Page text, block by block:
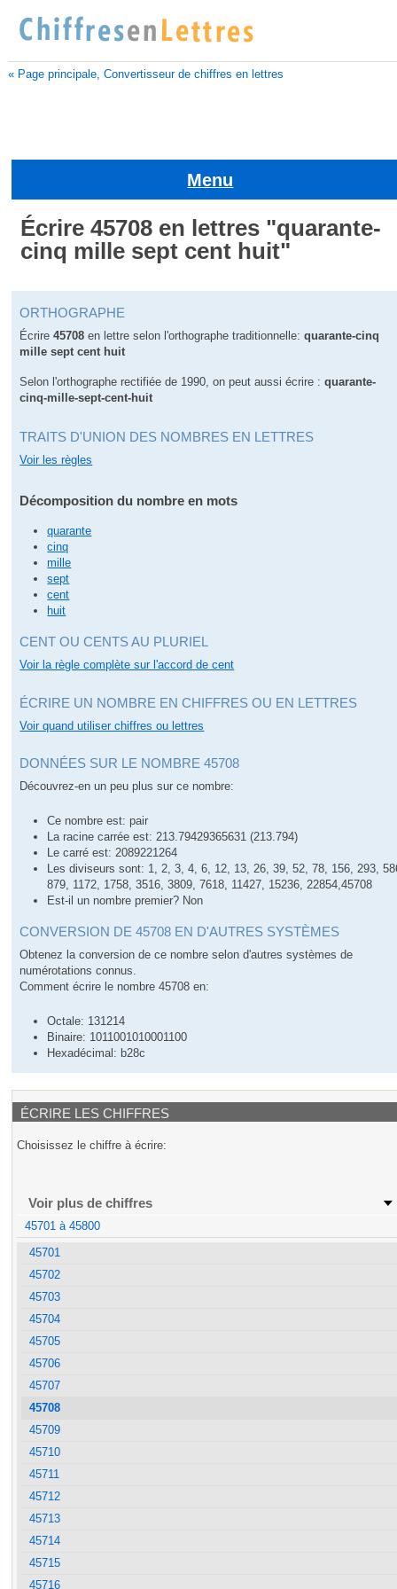
« Page principale, Convertisseur de chiffres en lettres
Menu
Écrire 45708 en lettres "quarante-
cinq mille sept cent huit"
ORTHOGRAPHE
Écrire45708 en lettre selon l'orthographe traditionnelle:quarante-cinq
mille sept cent huit
Selon l'orthographe rectifiée de 1990, on peut aussi écrire :quarante-
cinq-mille-sept-cent-huit
TRAITS D'UNION DES NOMBRES EN LETTRES
Voir les règles
Décomposition du nombre en mots
quarante
cinq
mille
sept
cent
huit
CENT OU CENTS AU PLURIEL
Voir la règle complète sur l'accord de cent
ÉCRIRE UN NOMBRE EN CHIFFRES OU EN LETTRES
Voir quand utiliser chiffres ou lettres
DONNÉES SUR LE NOMBRE 45708
Découvrez-en un peu plus sur ce nombre:
Ce nombre est: pair
La racine carrée est: 213.79429365631 (213.794)
Le carré est: 2089221264
Les diviseurs sont: 1, 2, 3, 4, 6, 12, 13, 26, 39, 52, 78, 156, 293,
879, 1172, 1758, 3516, 3809, 7618, 11427, 15236, 22854,45708
Est-il un nombre premier? Non
CONVERSION DE 45708 EN D'AUTRES SYSTÈMES
Obtenez la conversion de ce nombre selon d'autres systèmes de
numérotations connus.
Comment écrire le nombre 45708 en:
Octale: 131214
Binaire: 1011001010001100
Hexadécimal: b28c
ÉCRIRE LES CHIFFRES
Choisissez le chiffre à écrire:
Voir plus de chiffres
45701 à 45800
45701
45702
45703
45704
45705
45706
45707
45708
45709
45710
45711
45712
45713
45714
45715
45716